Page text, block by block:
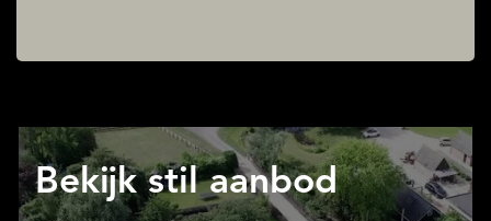
Bekijk stil aanbod